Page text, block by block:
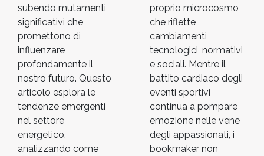
subendo mutamenti
significativi che
promettono di
influenzare
profondamente il
nostro futuro. Questo
articolo esplora le
tendenze emergenti
nel settore
energetico,
analizzando come
proprio microcosmo
che riflette
cambiamenti
tecnologici, normativi
e sociali. Mentre il
battito cardiaco degli
eventi sportivi
continua a pompare
emozione nelle vene
degli appassionati, i
bookmaker non